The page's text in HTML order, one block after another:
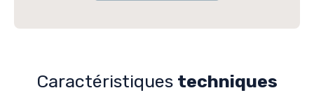
Caractéristiques techniques